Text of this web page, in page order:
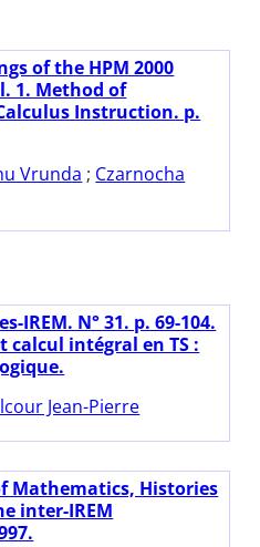
of the HPM 2000
1. Method of
Instruction. p.
Vrunda ; Czarnocha
IREM. N° 31. p. 69-104.
calcul intégral en TS :
Jean-Pierre
Mathematics, Histories
inter-IREM